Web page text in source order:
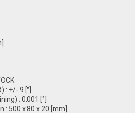
: +/- 9 [°]
: 0.001 [°]
: 500 x 80 x 20 [mm]